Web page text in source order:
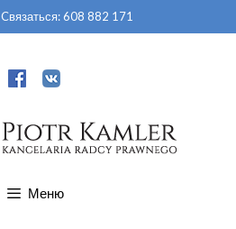
Cвязаться:608 882 171
Меню